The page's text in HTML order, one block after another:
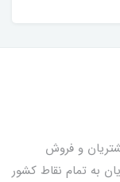
و فروش
به تمام نقاط کشور